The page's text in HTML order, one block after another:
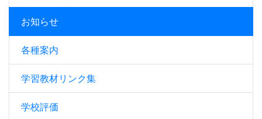
お知らせ
各種案内
学習教材リンク集
学校評価